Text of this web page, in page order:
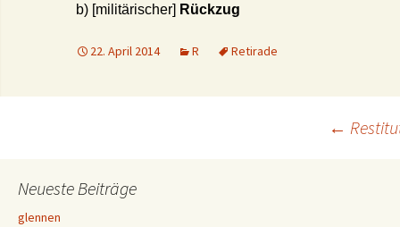
b) [militärischer] Rückzug
22. April 2014 R Retirade
Navigation
←
Neueste Beiträge
glennen